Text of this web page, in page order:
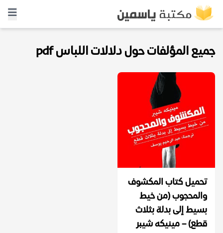
جميع المؤلفات حول دلالات اللباس pdf
تحميل كتاب المكشوف
والمحجوب (من خيط
بسيط إلى بدلة بثلاث
قطع) – مينيكه شيبر